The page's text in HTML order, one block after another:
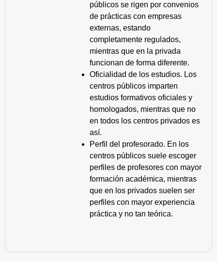
públicos se rigen por convenios
de prácticas con empresas
externas, estando
completamente regulados,
mientras que en la privada
funcionan de forma diferente.
Oficialidad de los estudios. Los
centros públicos imparten
estudios formativos oficiales y
homologados, mientras que no
en todos los centros privados es
así.
Perfil del profesorado. En los
centros públicos suele escoger
perfiles de profesores con mayor
formación académica, mientras
que en los privados suelen ser
perfiles con mayor experiencia
práctica y no tan teórica.